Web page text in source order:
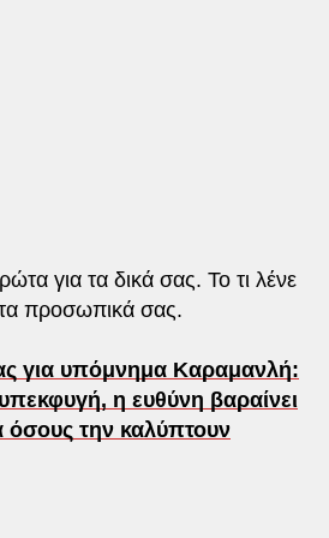
για τα δικά σας. Το τι λένε
τα προσωπικά σας.
για υπόμνημα Καραμανλή:
η ευθύνη βαραίνει
όσους την καλύπτουν